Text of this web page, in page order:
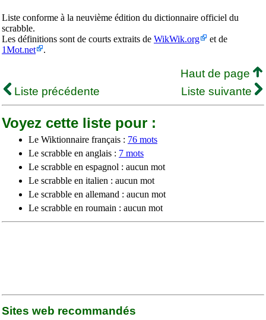
Liste conforme à la neuvième édition du dictionnaire officiel du
scrabble.
Les définitions sont de courts extraits de WikWik.org
et de
1Mot.net
.
Haut de page
Liste précédente
Liste suivante
Voyez cette liste pour :
Le Wiktionnaire français : 76 mots
Le scrabble en anglais : 7 mots
Le scrabble en espagnol : aucun mot
Le scrabble en italien : aucun mot
Le scrabble en allemand : aucun mot
Le scrabble en roumain : aucun mot
Sites web recommandés